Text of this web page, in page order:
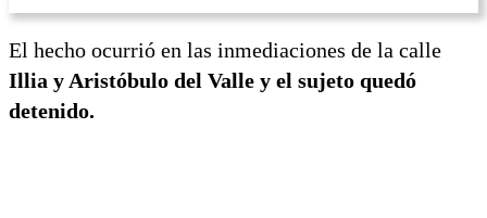
El hecho ocurrió en las inmediaciones de la calle
Illia y Aristóbulo del Valle y el sujeto quedó
detenido.